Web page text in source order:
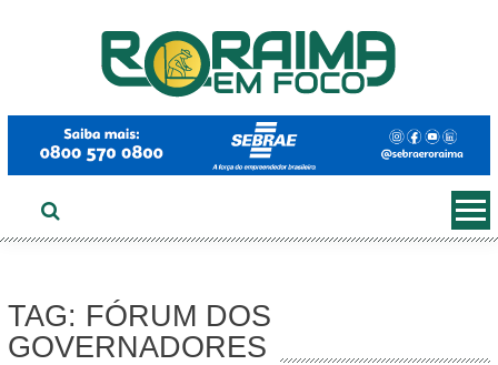
TAG: FÓRUM DOS
GOVERNADORES